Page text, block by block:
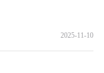
2025-11-10